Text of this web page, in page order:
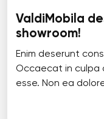
ValdiMobila
showroom!
Enim deserunt
Occaecat in culpa
esse. Non ea